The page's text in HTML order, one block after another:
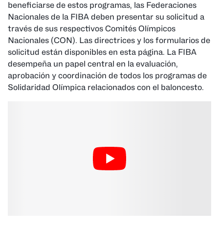
beneficiarse de estos programas, las Federaciones
Nacionales de la FIBA ​​deben presentar su solicitud a
través de sus respectivos Comités Olímpicos
Nacionales (CON). Las directrices y los formularios de
solicitud están disponibles en esta página. La FIBA ​​
desempeña un papel central en la evaluación,
aprobación y coordinación de todos los programas de
Solidaridad Olímpica relacionados con el baloncesto.